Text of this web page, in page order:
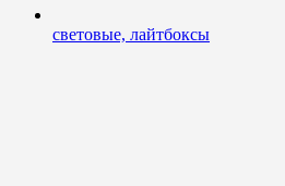
световые, лайтбоксы